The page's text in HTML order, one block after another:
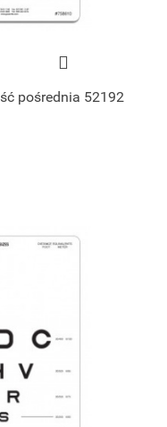
pośrednia 52192